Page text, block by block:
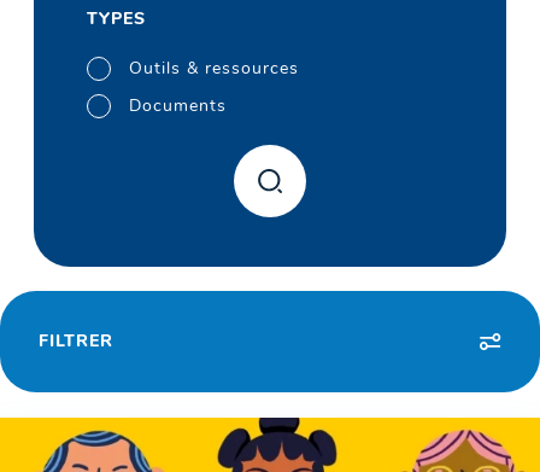
TYPES
Outils & ressources
Documents
FILTRER